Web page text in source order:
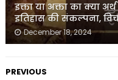
इक्ता या अक्ता का क्या
इतिहास की संकल्पना,
December 18, 2024
PREVIOUS